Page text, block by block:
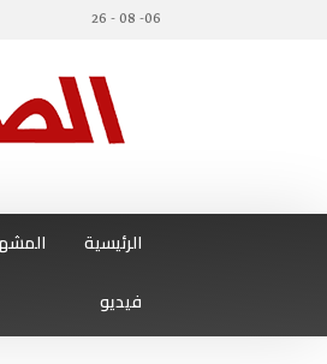
06- 08 - 26
الرئيسية
فيديو